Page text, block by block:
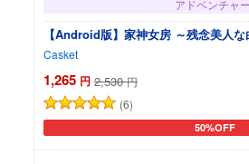
アドベンチャ
【Android版】家神女房 ～残念美人
Casket
1,265 円 2,530 円
(6)
50%OFF
カートに追